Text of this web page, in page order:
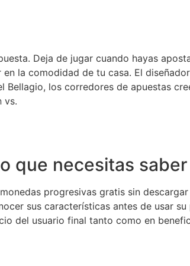
Deja de jugar cuando hayas
la comodidad de tu casa. El
los corredores de apuestas
vs.
que necesitas saber
progresivas gratis sin
sus características antes de usar
del usuario final tanto como en